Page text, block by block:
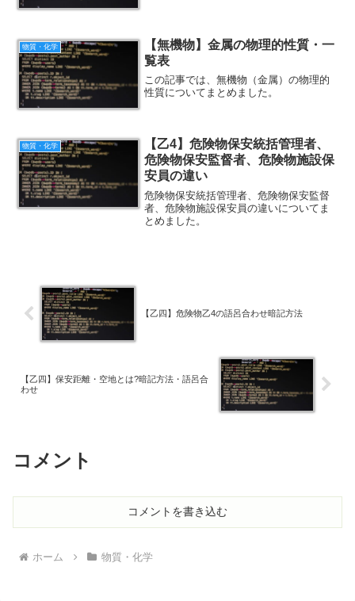
物質・化学
【無機物】金属の物理的性質・一
覧表
この記事では、無機物（金属）の物理的
性質についてまとめました。
物質・化学
【乙4】危険物保安統括管理者、
危険物保安監督者、危険物施設保
安員の違い
危険物保安統括管理者、危険物保安監督
者、危険物施設保安員の違いについてま
とめました。
【乙四】危険物乙4の語呂合わせ暗記方法
【乙四】保安距離・空地とは?暗記方法・語呂合
わせ
コメント
コメントを書き込む
ホーム 物質・化学